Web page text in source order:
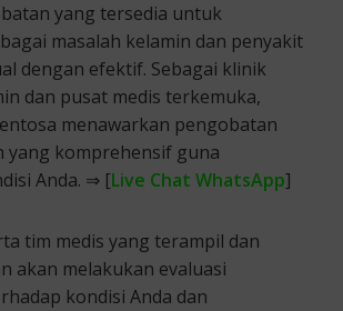
yang tersedia untuk
masalah kelamin dan penyakit
dengan efektif. Sebagai klinik
dan pusat medis terkemuka,
menawarkan pengobatan
yang komprehensif guna
Anda. ⇒ [Live Chat WhatsApp]
tim medis yang terampil dan
akan melakukan evaluasi
kondisi Anda dan